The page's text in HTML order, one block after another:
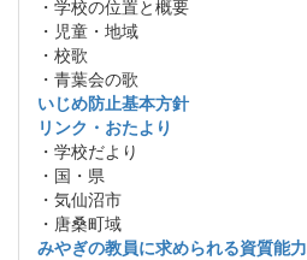
・学校の位置と概要
・児童・地域
・校歌
・青葉会の歌
いじめ防止基本方針
リンク・おたより
・学校だより
・国・県
・気仙沼市
・唐桑町域
みやぎの教員に求められる資質能力